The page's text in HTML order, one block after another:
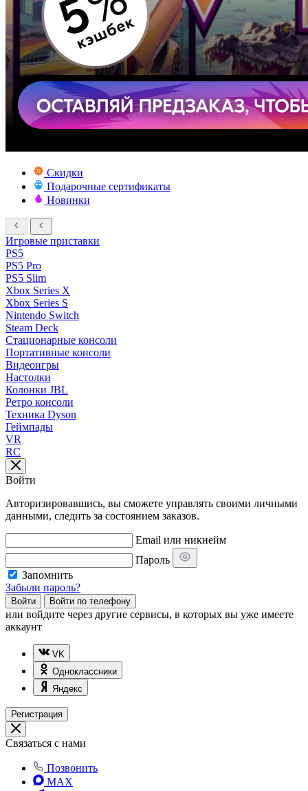
Скидки
Подарочные сертификаты
Новинки
Игровые приставки
PS5
PS5 Pro
PS5 Slim
Xbox Series X
Xbox Series S
Nintendo Switch
Steam Deck
Стационарные консоли
Портативные консоли
Видеоигры
Настолки
Колонки JBL
Ретро консоли
Техника Dyson
Геймпады
VR
RC
Войти
Авторизировавшись, вы сможете управлять своими личными
данными, следить за состоянием заказов.
Email или никнейм
Пароль
Запомнить
Забыли пароль?
Войти Войти по телефону
или войдите через другие сервисы, в которых вы уже имеете
аккаунт
VK
Одноклассники
Яндекс
Регистрация
Связаться с нами
Позвонить
MAX